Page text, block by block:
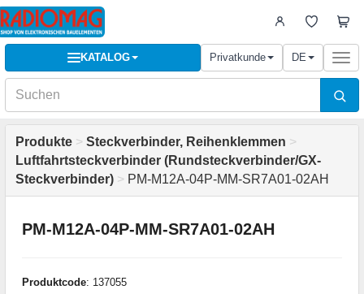
KATALOG Privatkunde DE
Produkte > Steckverbinder, Reihenklemmen >
Luftfahrtsteckverbinder (Rundsteckverbinder/GX-
Steckverbinder) > PM-M12A-04P-MM-SR7A01-02AH
PM-M12A-04P-MM-SR7A01-02AH
Produktcode: 137055